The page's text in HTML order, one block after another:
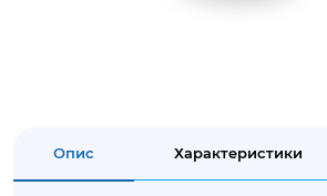
Опис Характеристики